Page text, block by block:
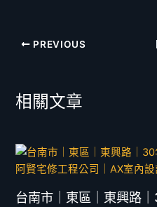
PREVIOUS
相關文章
台南市｜東區｜東興路